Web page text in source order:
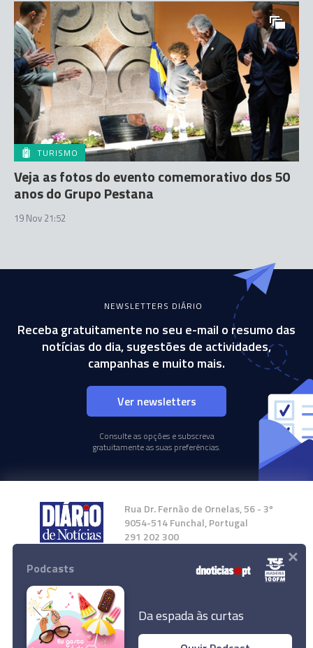
TURISMO
Veja as fotos do evento comemorativo dos 50
anos do Grupo Pestana
19 Nov 21:52
NEWSLETTERS DIÁRIO
Receba gratuitamente no seu e-mail o resumo das
notícias do dia, sugestões de actividades,
campanhas e muito mais.
Ver newsletters
Consulte as opções e subscreva
gratuitamente as suas preferências.
Rua Dr. Fernão de Ornelas, 56 - 3º
9054-514 Funchal, Portugal
291 202 300
Instale a nossa App
Podcasts
Da espada às curtas
×